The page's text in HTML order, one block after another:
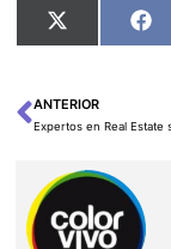
Compartir
en
X
(Twitter)
Ant
ANTERIOR